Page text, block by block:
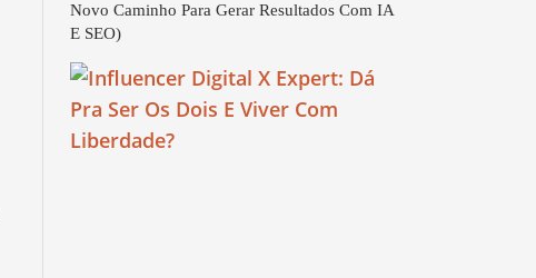
Novo Caminho Para Gerar Resultados Com IA
E SEO)